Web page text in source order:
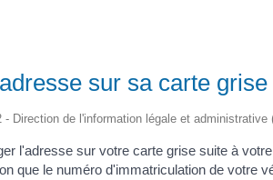
sur sa carte grise
- Direction de l'information légale et administrative
l'adresse sur votre carte grise suite à
que le numéro d'immatriculation de votre